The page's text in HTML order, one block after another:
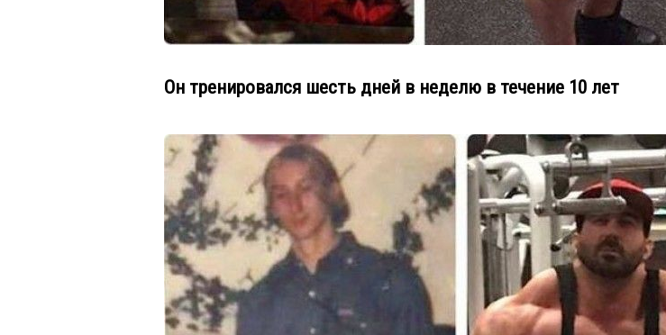
Он тренировался шесть дней в неделю в течение 10 лет